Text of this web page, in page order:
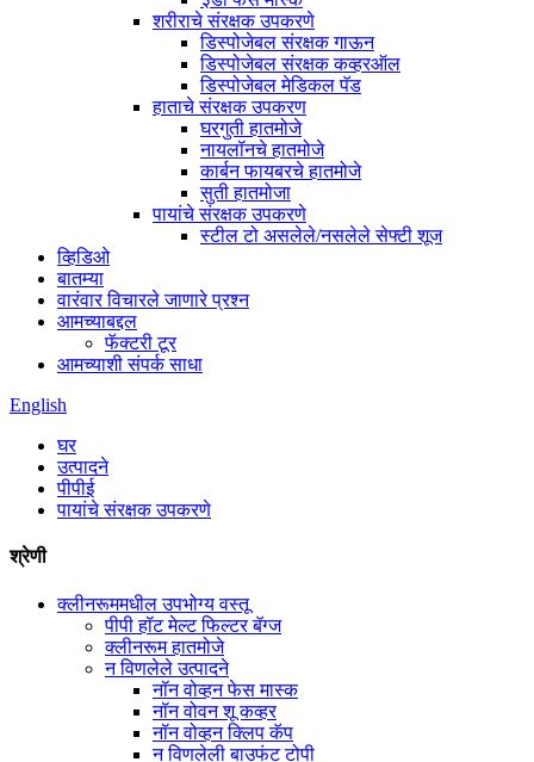
शरीराचे संरक्षक उपकरणे
डिस्पोजेबल संरक्षक गाऊन
डिस्पोजेबल संरक्षक कव्हरऑल
डिस्पोजेबल मेडिकल पॅड
हाताचे संरक्षक उपकरण
घरगुती हातमोजे
नायलॉनचे हातमोजे
कार्बन फायबरचे हातमोजे
सुती हातमोजा
पायांचे संरक्षक उपकरणे
स्टील टो असलेले/नसलेले सेफ्टी शूज
व्हिडिओ
बातम्या
वारंवार विचारले जाणारे प्रश्न
आमच्याबद्दल
फॅक्टरी टूर
आमच्याशी संपर्क साधा
English
घर
उत्पादने
पीपीई
पायांचे संरक्षक उपकरणे
श्रेणी
क्लीनरूममधील उपभोग्य वस्तू
पीपी हॉट मेल्ट फिल्टर बॅग्ज
क्लीनरूम हातमोजे
न विणलेले उत्पादने
नॉन वोव्हन फेस मास्क
नॉन वोवन शू कव्हर
नॉन वोव्हन क्लिप कॅप
न विणलेली बाउफंट टोपी